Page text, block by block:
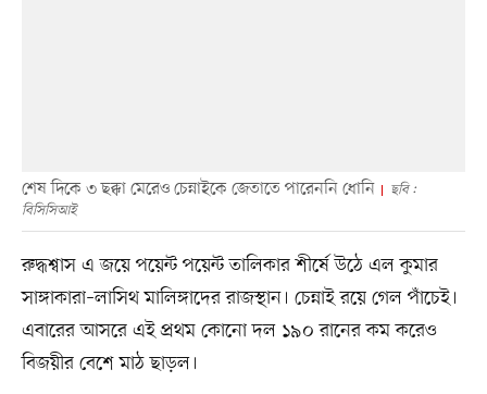
শেষ দিকে ৩ ছক্কা মেরেও চেন্নাইকে জেতাতে পারেননি ধোনি
ছবি :
বিসিসিআই
রুদ্ধশ্বাস এ জয়ে পয়েন্ট পয়েন্ট তালিকার শীর্ষে উঠে এল কুমার
সাঙ্গাকারা–লাসিথ মালিঙ্গাদের রাজস্থান। চেন্নাই রয়ে গেল পাঁচেই।
এবারের আসরে এই প্রথম কোনো দল ১৯০ রানের কম করেও
বিজয়ীর বেশে মাঠ ছাড়ল।